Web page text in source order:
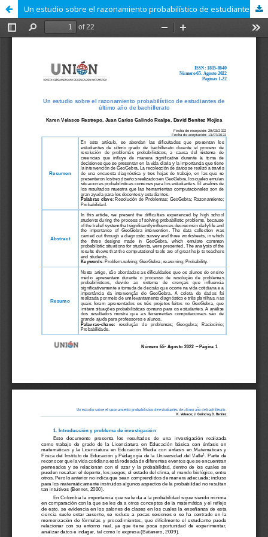
Un estudio sobre el razonamiento probabilístico de estudiantes de último año de bachillerato